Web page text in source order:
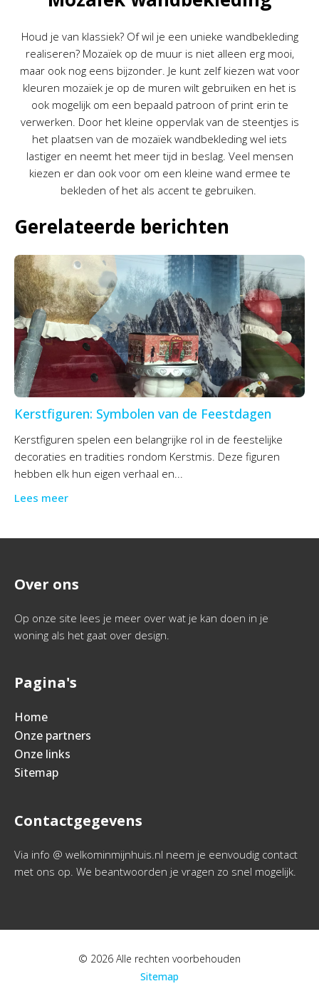
Houd je van klassiek? Of wil je een unieke wandbekleding
realiseren? Mozaïek op de muur is niet alleen erg mooi,
maar ook nog eens bijzonder. Je kunt zelf kiezen wat voor
kleuren mozaïek je op de muren wilt gebruiken en het is
ook mogelijk om een bepaald patroon of print erin te
verwerken. Door het kleine oppervlak van de steentjes is
het plaatsen van de mozaïek wandbekleding wel iets
lastiger en neemt het meer tijd in beslag. Veel mensen
kiezen er dan ook voor om een kleine wand ermee te
bekleden of het als accent te gebruiken.
Gerelateerde berichten
Kerstfiguren: Symbolen van de Feestdagen
Kerstfiguren spelen een belangrijke rol in de feestelijke
decoraties en tradities rondom Kerstmis. Deze figuren
hebben elk hun eigen verhaal en...
Lees meer
Over ons
Op onze site lees je meer over wat je kan doen in je
woning als het gaat over design.
Pagina's
Home
Onze partners
Onze links
Sitemap
Contactgegevens
Via info @ welkominmijnhuis.nl neem je eenvoudig contact
met ons op. We beantwoorden je vragen zo snel mogelijk.
© 2026 Alle rechten voorbehouden
Sitemap